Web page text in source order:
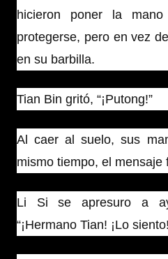
hicieron poner la
protegerse, pero en vez
en su barbilla.
Tian Bin gritó, “¡Putong!”
Al caer al suelo, sus
mismo tiempo, el mensaje
Li Si se apresuro a
“¡Hermano Tian! ¡Lo